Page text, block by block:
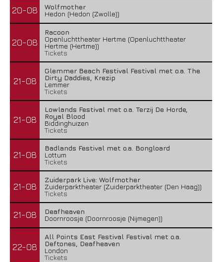
20-08
Wolfmother
Hedon (Hedon (Zwolle))
20-08
Racoon
Openluchttheater Hertme (Openluchttheater
Hertme (Hertme))
Tickets
21-08
Glemmer Beach Festival Festival met o.a. The
Dirty Daddies, Krezip
Lemmer
Tickets
21-08
Lowlands Festival met o.a. Terzij De Horde,
Royal Blood
Biddinghuizen
Tickets
21-08
Badlands Festival met o.a. Bongloard
Lottum
Tickets
21-08
Zuiderpark Live: Wolfmother
Zuiderparktheater (Zuiderparktheater (Den Haag))
Tickets
21-08
Deafheaven
Doornroosje (Doornroosje (Nijmegen))
22-08
All Points East Festival Festival met o.a.
Deftones, Deafheaven
London
Tickets